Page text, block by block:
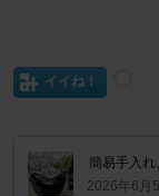
イイね！
簡易手入
2026年6月